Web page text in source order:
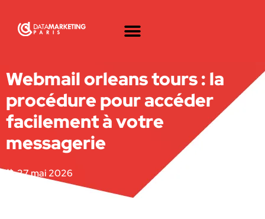
Webmail orleans tours : la
procédure pour accéder
facilement à votre
messagerie
27 mai 2026